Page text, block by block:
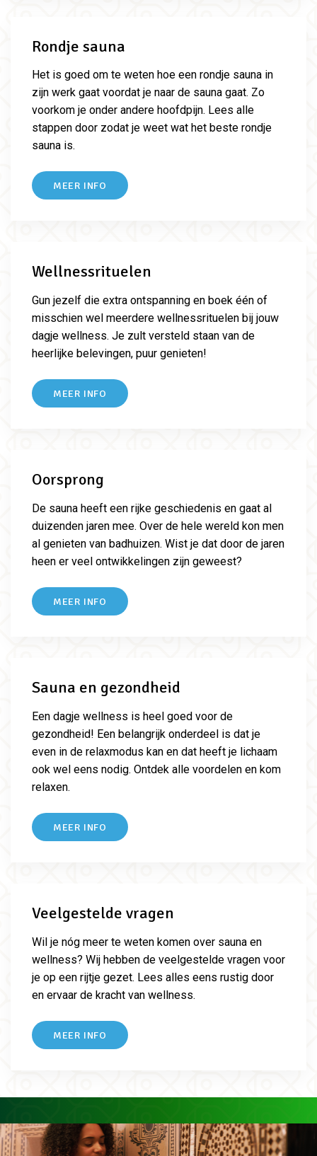
Rondje sauna
Het is goed om te weten hoe een rondje sauna in
zijn werk gaat voordat je naar de sauna gaat. Zo
voorkom je onder andere hoofdpijn. Lees alle
stappen door zodat je weet wat het beste rondje
sauna is.
MEER INFO
Wellnessrituelen
Gun jezelf die extra ontspanning en boek één of
misschien wel meerdere wellnessrituelen bij jouw
dagje wellness. Je zult versteld staan van de
heerlijke belevingen, puur genieten!
MEER INFO
Oorsprong
De sauna heeft een rijke geschiedenis en gaat al
duizenden jaren mee. Over de hele wereld kon men
al genieten van badhuizen. Wist je dat door de jaren
heen er veel ontwikkelingen zijn geweest?
MEER INFO
Sauna en gezondheid
Een dagje wellness is heel goed voor de
gezondheid! Een belangrijk onderdeel is dat je
even in de relaxmodus kan en dat heeft je lichaam
ook wel eens nodig. Ontdek alle voordelen en kom
relaxen.
MEER INFO
Veelgestelde vragen
Wil je nóg meer te weten komen over sauna en
wellness? Wij hebben de veelgestelde vragen voor
je op een rijtje gezet. Lees alles eens rustig door
en ervaar de kracht van wellness.
MEER INFO